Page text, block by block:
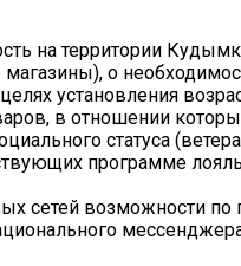
на территории
о
установления
в отношении
статуса
программе
сетей возможности